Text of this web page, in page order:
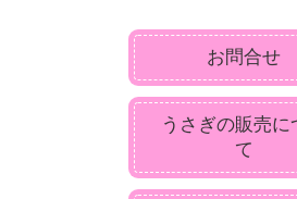
お問合せ
うさぎの販売に
て